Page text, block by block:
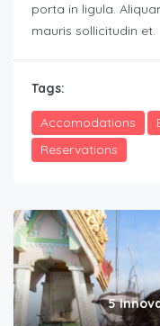
porta in ligula.
mauris sollicitudin et.
Tags:
Accomodations
Reservations
5